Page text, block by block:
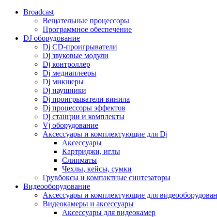
Broadcast
Вещательные процессоры
Программное обеспечение
DJ оборудование
Dj CD-проигрыватели
Dj звуковые модули
Dj контроллер
Dj медиаплееры
Dj микшеры
Dj наушники
Dj проигрыватели винила
Dj процессоры эффектов
Dj станции и комплекты
Vj оборудование
Аксессуары и комплектующие для Dj
Аксессуары
Картриджи, иглы
Слипматы
Чехлы, кейсы, сумки
Грувбоксы и компактные синтезаторы
Видеооборудование
Аксессуары и комплектующие для
Видеокамеры и аксессуары
Аксессуары для видеокамер